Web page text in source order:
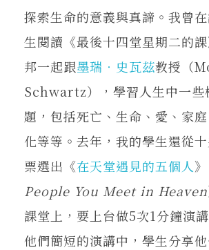
東華風景
探索生命的意義與真諦。我曾
生閱讀《最後十四堂星期二的
邦一起跟墨瑞‧史瓦茲教授（
Schwartz），學習人生中一些
題，包括死亡、生命、愛、家
化等等。去年，我的學生還從十
票選出《在天堂遇見的五個人
People You Meet in Heaven
課堂上，要上台做5次1分鐘演
他們簡短的演講中，學生分享